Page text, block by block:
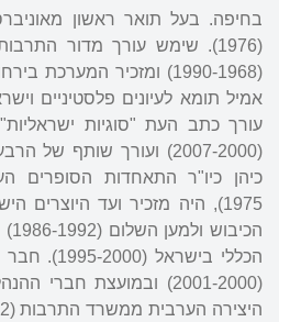
בחיפה. בעל תואר ראשון
(1976). שימש עורך מדור
(1990-1968) ומזכיר
עורך כתב העת "סוגיות
(2007-2000) ועורך שותף
1975), היה מזכיר ועד היוצרים
הכללי